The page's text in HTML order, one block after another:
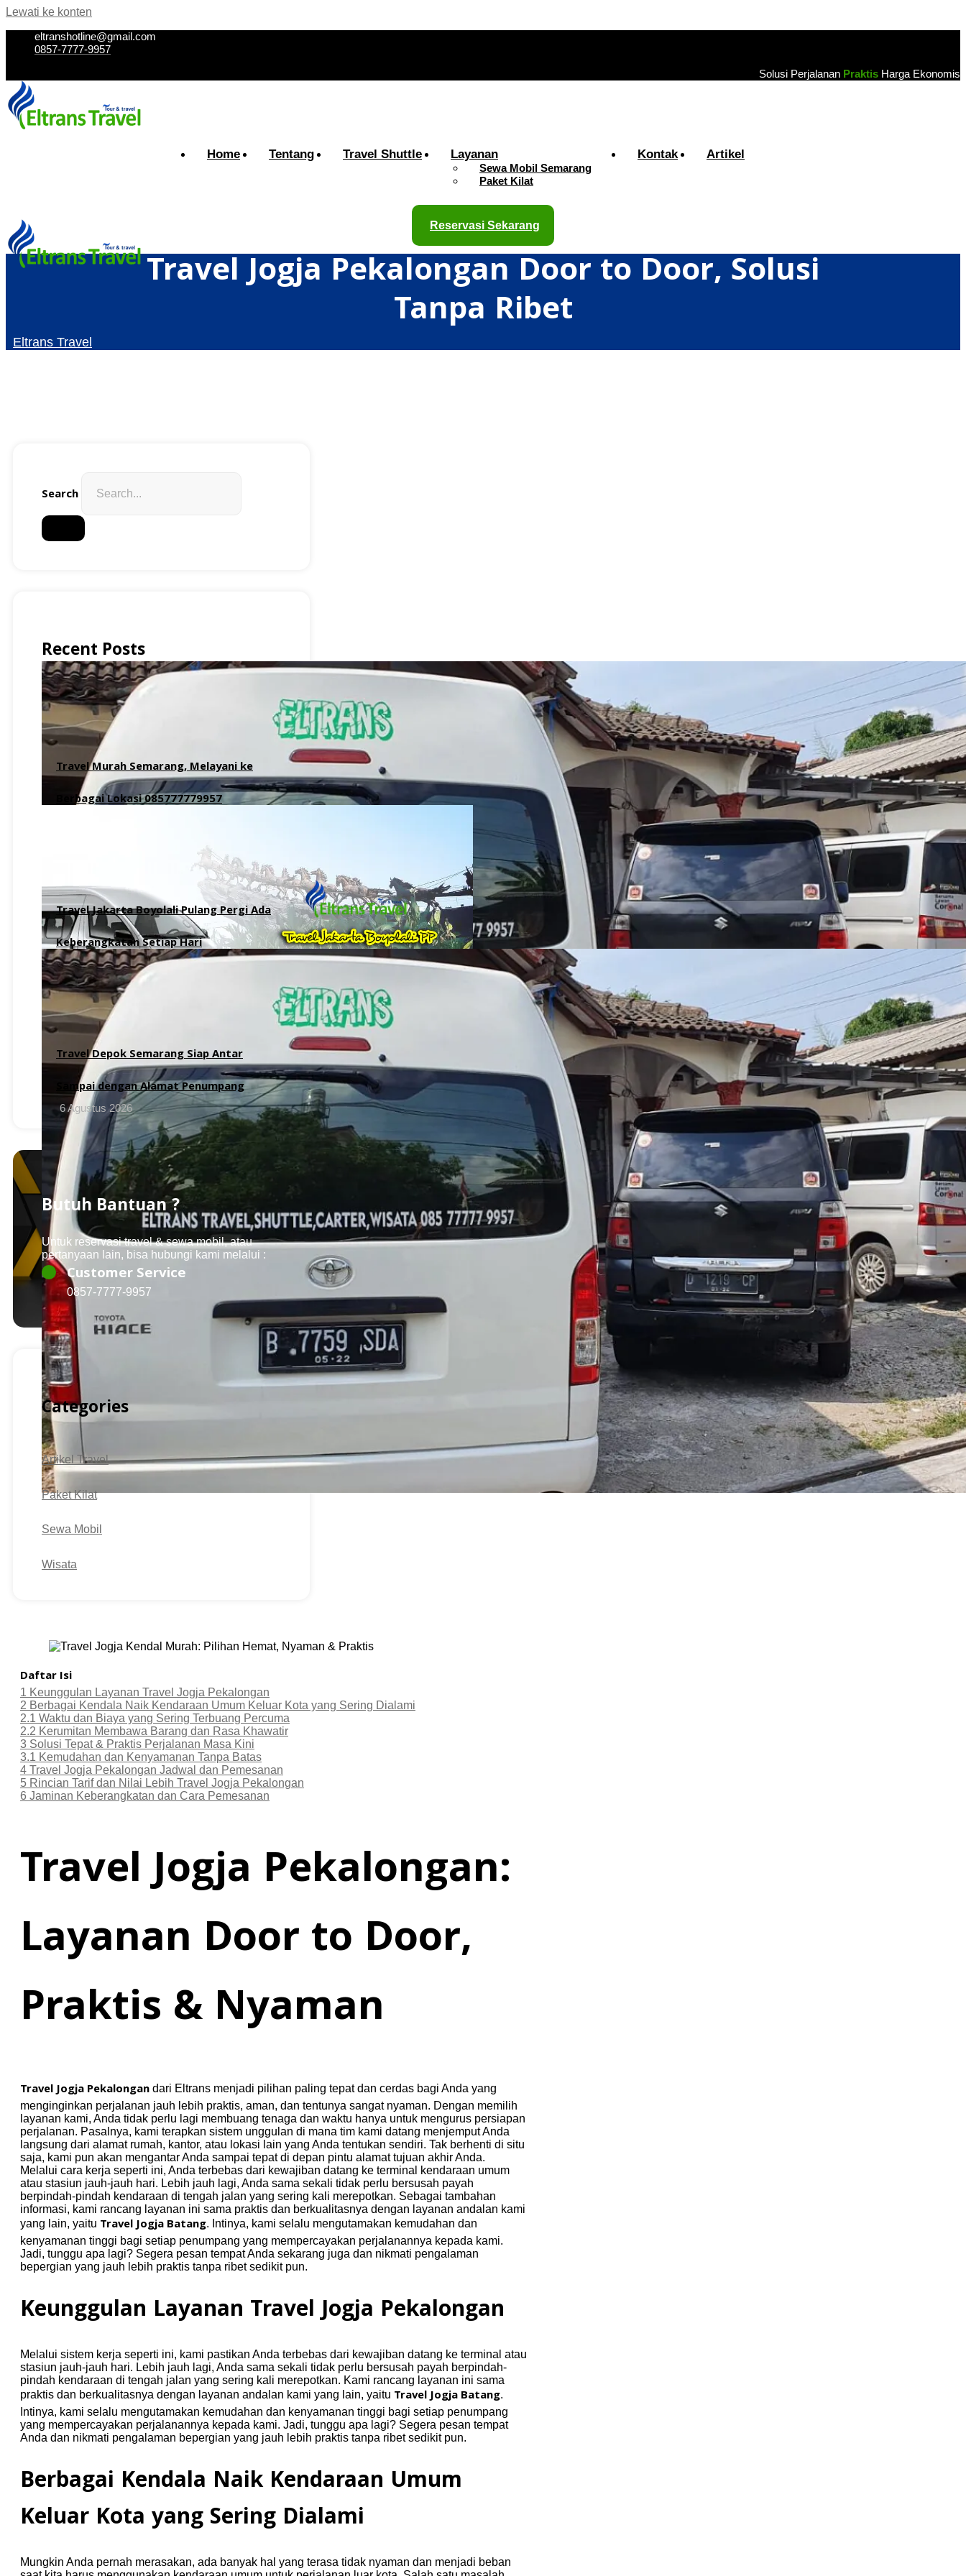
Lewati ke konten
eltranshotline@gmail.com
0857-7777-9957
Solusi Perjalanan Praktis Harga Ekonomis
Home Tentang Travel Shuttle Layanan
Sewa Mobil Semarang
Paket Kilat
Kontak Artikel
Reservasi Sekarang
Travel Jogja Pekalongan Door to Door, Solusi
Tanpa Ribet
Eltrans Travel
Search
Recent Posts
Travel Murah Semarang, Melayani ke
Berbagai Lokasi 085777779957
Travel Jakarta Boyolali Pulang Pergi Ada
Keberangkatan Setiap Hari
6 Agustus 2026
Travel Depok Semarang Siap Antar
Sampai dengan Alamat Penumpang
6 Agustus 2026
Butuh Bantuan ?
Untuk reservasi travel & sewa mobil, atau
pertanyaan lain, bisa hubungi kami melalui :
Customer Service
0857-7777-9957
Categories
Artikel Travel
Paket Kilat
Sewa Mobil
Wisata
Daftar Isi
1 Keunggulan Layanan Travel Jogja Pekalongan
2 Berbagai Kendala Naik Kendaraan Umum Keluar Kota yang Sering Dialami
2.1 Waktu dan Biaya yang Sering Terbuang Percuma
2.2 Kerumitan Membawa Barang dan Rasa Khawatir
3 Solusi Tepat & Praktis Perjalanan Masa Kini
3.1 Kemudahan dan Kenyamanan Tanpa Batas
4 Travel Jogja Pekalongan Jadwal dan Pemesanan
5 Rincian Tarif dan Nilai Lebih Travel Jogja Pekalongan
6 Jaminan Keberangkatan dan Cara Pemesanan
Travel Jogja Pekalongan:
Layanan Door to Door,
Praktis & Nyaman
Travel Jogja Pekalongan dari Eltrans menjadi pilihan paling tepat dan cerdas bagi Anda yang
menginginkan perjalanan jauh lebih praktis, aman, dan tentunya sangat nyaman. Dengan memilih
layanan kami, Anda tidak perlu lagi membuang tenaga dan waktu hanya untuk mengurus persiapan
perjalanan. Pasalnya, kami terapkan sistem unggulan di mana tim kami datang menjemput Anda
langsung dari alamat rumah, kantor, atau lokasi lain yang Anda tentukan sendiri. Tak berhenti di situ
saja, kami pun akan mengantar Anda sampai tepat di depan pintu alamat tujuan akhir Anda.
Melalui cara kerja seperti ini, Anda terbebas dari kewajiban datang ke terminal kendaraan umum
atau stasiun jauh-jauh hari. Lebih jauh lagi, Anda sama sekali tidak perlu bersusah payah
berpindah-pindah kendaraan di tengah jalan yang sering kali merepotkan. Sebagai tambahan
informasi, kami rancang layanan ini sama praktis dan berkualitasnya dengan layanan andalan kami
yang lain, yaitu Travel Jogja Batang. Intinya, kami selalu mengutamakan kemudahan dan
kenyamanan tinggi bagi setiap penumpang yang mempercayakan perjalanannya kepada kami.
Jadi, tunggu apa lagi? Segera pesan tempat Anda sekarang juga dan nikmati pengalaman
bepergian yang jauh lebih praktis tanpa ribet sedikit pun.
Keunggulan Layanan Travel Jogja Pekalongan
Melalui sistem kerja seperti ini, kami pastikan Anda terbebas dari kewajiban datang ke terminal atau
stasiun jauh-jauh hari. Lebih jauh lagi, Anda sama sekali tidak perlu bersusah payah berpindah-
pindah kendaraan di tengah jalan yang sering kali merepotkan. Kami rancang layanan ini sama
praktis dan berkualitasnya dengan layanan andalan kami yang lain, yaitu Travel Jogja Batang.
Intinya, kami selalu mengutamakan kemudahan dan kenyamanan tinggi bagi setiap penumpang
yang mempercayakan perjalanannya kepada kami. Jadi, tunggu apa lagi? Segera pesan tempat
Anda dan nikmati pengalaman bepergian yang jauh lebih praktis tanpa ribet sedikit pun.
Berbagai Kendala Naik Kendaraan Umum
Keluar Kota yang Sering Dialami
Mungkin Anda pernah merasakan, ada banyak hal yang terasa tidak nyaman dan menjadi beban